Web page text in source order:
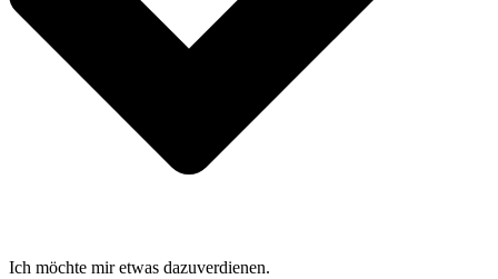
Ich möchte mir etwas dazuverdienen.